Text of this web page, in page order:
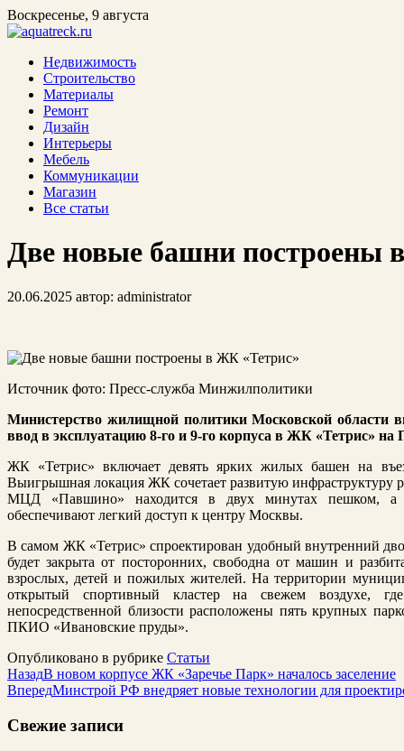
Воскресенье, 9 августа
Недвижимость
Строительство
Материалы
Ремонт
Дизайн
Интерьеры
Мебель
Коммуникации
Магазин
Все статьи
Две новые башни построены
20.06.2025 автор: administrator
Источник фото: Пресс-служба Минжилполитики
Министерство жилищной политики Московской области
ввод в эксплуатацию 8-го и 9-го корпуса в ЖК «Тетрис» на
ЖК «Тетрис» включает девять ярких жилых башен на
Выигрышная локация ЖК сочетает развитую инфраструктуру
МЦД «Павшино» находится в двух минутах пешком, а
обеспечивают легкий доступ к центру Москвы.
В самом ЖК «Тетрис» спроектирован удобный внутренний
будет закрыта от посторонних, свободна от машин и
взрослых, детей и пожилых жителей. На территории
открытый спортивный кластер на свежем воздухе,
непосредственной близости расположены пять крупных
ПКИО «Ивановские пруды».
Опубликовано в рубрике Статьи
НазадВ новом корпусе ЖК «Заречье Парк» началось заселение
ВпередМинстрой РФ внедряет новые технологии для
Свежие записи